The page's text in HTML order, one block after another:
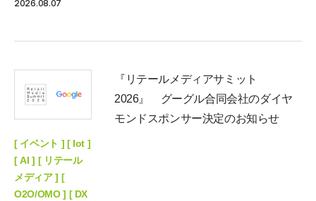
2026.08.07
[ イベント ] [ Iot ]
[ AI ] [ リテール
メディア ] [
O2O/OMO ] [ DX
『リテールメディアサミット
2026』 グーグル合同会社のダイヤ
モンドスポンサー決定のお知らせ